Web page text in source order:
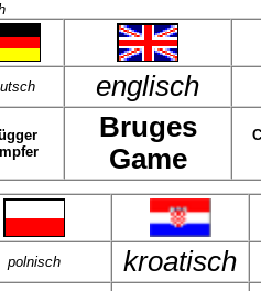
englisch
Bruges
Game
polnisch kroatisch